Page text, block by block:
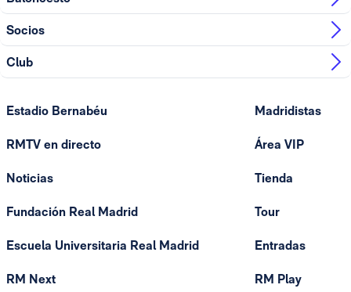
Socios
Club
Estadio Bernabéu
RMTV en directo
Noticias
Fundación Real Madrid
Escuela Universitaria Real Madrid
RM Next
Madridistas
Área VIP
Tienda
Tour
Entradas
RM Play